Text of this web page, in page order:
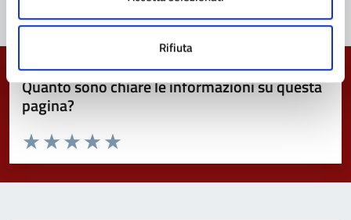
Rifiuta
Quanto sono chiare le informazioni su questa
pagina?
Valuta da 1 a 5 stelle la pagina
Valuta 5 stelle su 5
Valuta 4 stelle su 5
Valuta 3 stelle su 5
Valuta 2 stelle su 5
Valuta 1 stelle su 5